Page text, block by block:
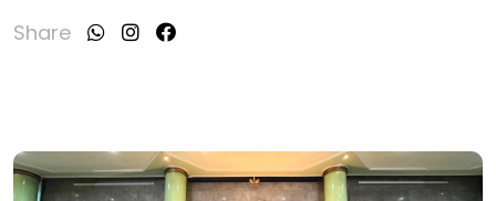
Share